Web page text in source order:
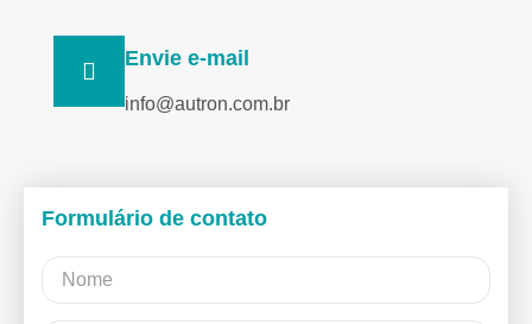
Envie e-mail
info@autron.com.br
Formulário de contato